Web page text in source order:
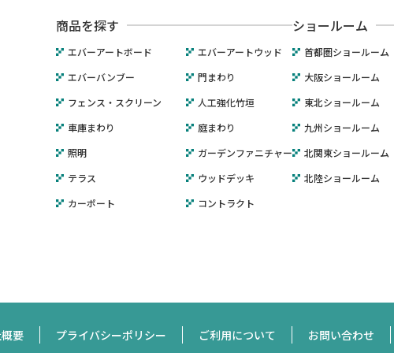
商品を探す
エバーアートボード
エバーアートウッド
エバーバンブー
門まわり
フェンス・スクリーン
人工強化竹垣
車庫まわり
庭まわり
照明
ガーデンファニチャー
テラス
ウッドデッキ
カーポート
コントラクト
ショールーム
首都圏ショールーム
大阪ショールーム
東北ショールーム
九州ショールーム
北関東ショールーム
北陸ショールーム
要 プライバシーポリシー ご利用について お問い合わせ